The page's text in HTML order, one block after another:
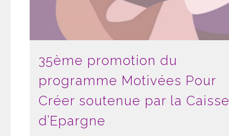
35ème promotion du
programme Motivées Pour
Créer soutenue par la Caisse
d’Epargne